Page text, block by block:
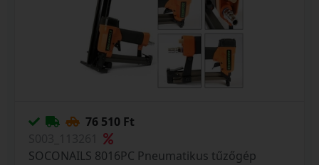
76 510 Ft
SOCONAILS 8016PC Pneumatikus tűzőgép